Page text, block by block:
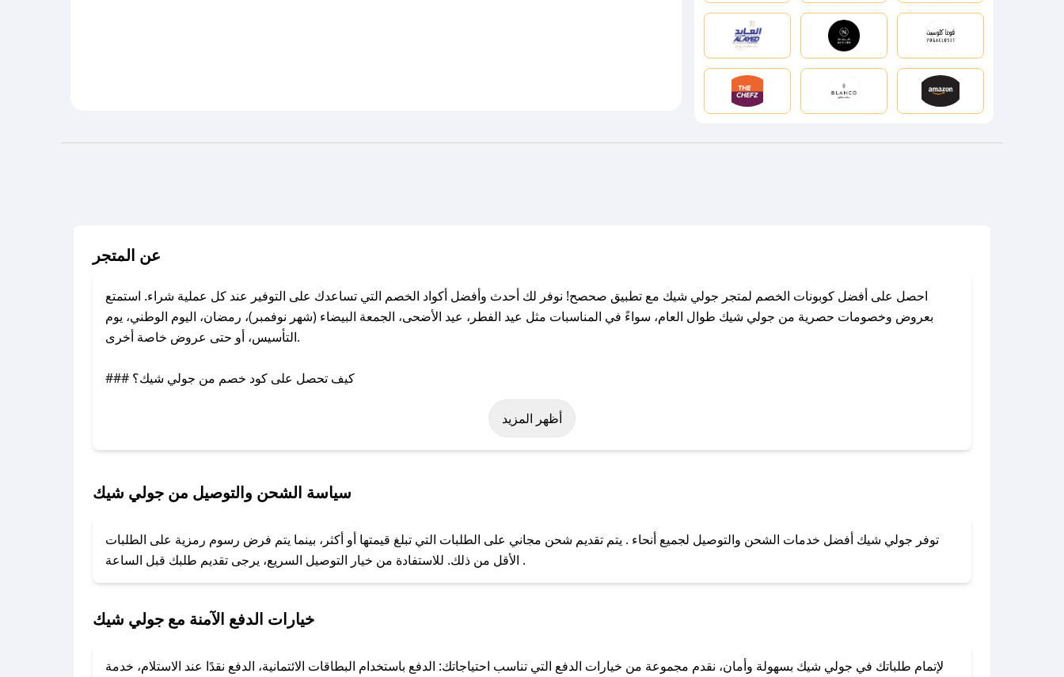
عن المتجر
احصل على أفضل كوبونات الخصم لمتجر جولي شيك مع تطبيق صحصح! نوفر لك أحدث وأفضل أكواد الخصم التي تساعدك على التوفير عند كل عملية شراء. استمتع
بعروض وخصومات حصرية من جولي شيك طوال العام، سواءً في المناسبات مثل عيد الفطر، عيد الأضحى، الجمعة البيضاء (شهر نوفمبر)، رمضان، اليوم الوطني، يوم
التأسيس، أو حتى عروض خاصة أخرى.
### كيف تحصل على كود خصم من جولي شيك؟
باستخدام تطبيق صحصح، يمكنك العثور بسهولة على كود خصم جولي شيك. وفي حال عدم توفر الكوبون، تواصل معنا عبر تويتر أو البريد الإلكتروني لإضافته بسرعة.
لا تقلق! يمكنك التواصل مع فريق دعم صحصح عبر الرسائل الخاصة على تويتر أو البريد الإلكتروني، وسنقوم بحل المشكلة في أسرع وقت ممكن.
### ماذا أفعل إذا لم أجد كود خصم لمتجري المفضل؟
للحصول على كوبونات وخصومات حصرية، قم بما يلي:
أظهر المزيد
سياسة الشحن والتوصيل من جولي شيك
توفر جولي شيك أفضل خدمات الشحن والتوصيل لجميع أنحاء . يتم تقديم شحن مجاني على الطلبات التي تبلغ قيمتها أو أكثر، بينما يتم فرض رسوم رمزية على الطلبات
الأقل من ذلك. للاستفادة من خيار التوصيل السريع، يرجى تقديم طلبك قبل الساعة .
خيارات الدفع الآمنة مع جولي شيك
لإتمام طلباتك في جولي شيك بسهولة وأمان، نقدم مجموعة من خيارات الدفع التي تناسب احتياجاتك: الدفع باستخدام البطاقات الائتمانية، الدفع نقدًا عند الاستلام، خدمة